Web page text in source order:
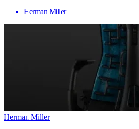
Herman Miller
Herman Miller